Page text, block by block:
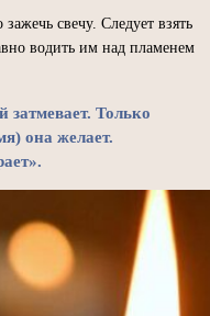
свечу. Следует взять
водить им над пламенем
затмевает. Только
она желает.